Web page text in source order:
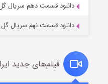
دانلود قسمت دهم سریال
دانلود قسمت نهم سریال
فیلم‌های جدید